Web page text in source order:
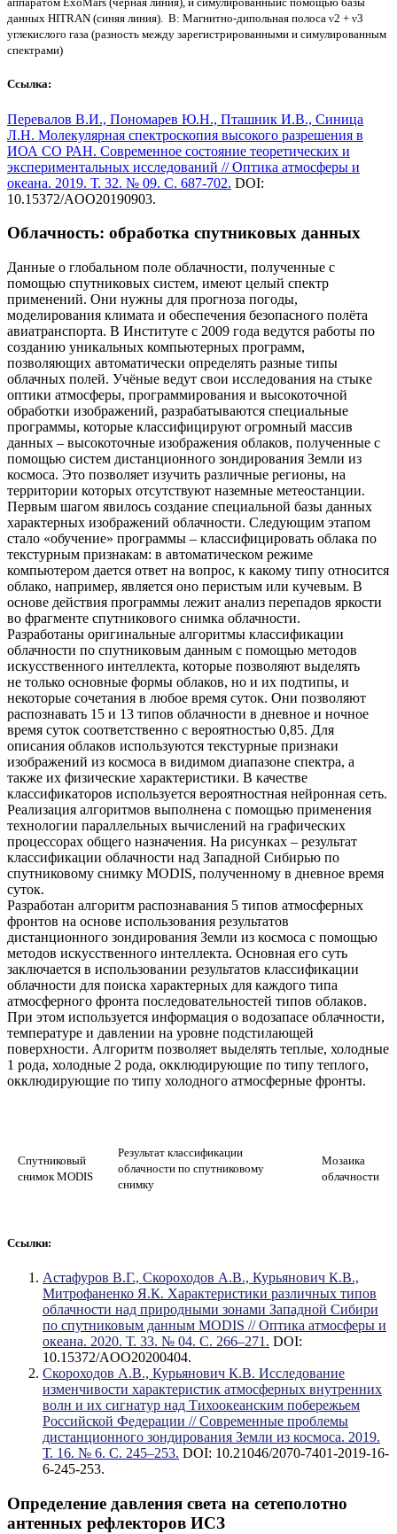
данных HITRAN (синяя линия). В: Магнитно-дипольная полоса ν2 + ν3
углекислого газа (разность между зарегистрированными и симулированным
спектрами)
Ссылка:
Перевалов В.И., Пономарев Ю.Н., Пташник И.В., Синица
Л.Н. Молекулярная спектроскопия высокого разрешения в
ИОА СО РАН. Современное состояние теоретических и
экспериментальных исследований // Оптика атмосферы и
океана. 2019. Т. 32. № 09. С. 687-702. DOI:
10.15372/AOO20190903.
Облачность: обработка спутниковых данных
Данные о глобальном поле облачности, полученные с
помощью спутниковых систем, имеют целый спектр
применений. Они нужны для прогноза погоды,
моделирования климата и обеспечения безопасного полёта
авиатранспорта. В Институте с 2009 года ведутся работы по
созданию уникальных компьютерных программ,
позволяющих автоматически определять разные типы
облачных полей. Учёные ведут свои исследования на стыке
оптики атмосферы, программирования и высокоточной
обработки изображений, разрабатываются специальные
программы, которые классифицируют огромный массив
данных – высокоточные изображения облаков, полученные с
помощью систем дистанционного зондирования Земли из
космоса. Это позволяет изучить различные регионы, на
территории которых отсутствуют наземные метеостанции.
Первым шагом явилось создание специальной базы данных
характерных изображений облачности. Следующим этапом
стало «обучение» программы – классифицировать облака по
текстурным признакам: в автоматическом режиме
компьютером дается ответ на вопрос, к какому типу относится
облако, например, является оно перистым или кучевым. В
основе действия программы лежит анализ перепадов яркости
во фрагменте спутникового снимка облачности.
Разработаны оригинальные алгоритмы классификации
облачности по спутниковым данным с помощью методов
искусственного интеллекта, которые позволяют выделять
не только основные формы облаков, но и их подтипы, и
некоторые сочетания в любое время суток. Они позволяют
распознавать 15 и 13 типов облачности в дневное и ночное
время суток соответственно с вероятностью 0,85. Для
описания облаков используются текстурные признаки
изображений из космоса в видимом диапазоне спектра, а
также их физические характеристики. В качестве
классификаторов используется вероятностная нейронная сеть.
Реализация алгоритмов выполнена с помощью применения
технологии параллельных вычислений на графических
процессорах общего назначения. На рисунках – результат
классификации облачности над Западной Сибирью по
спутниковому снимку MODIS, полученному в дневное время
суток.
Разработан алгоритм распознавания 5 типов атмосферных
фронтов на основе использования результатов
дистанционного зондирования Земли из космоса с помощью
методов искусственного интеллекта. Основная его суть
заключается в использовании результатов классификации
облачности для поиска характерных для каждого типа
атмосферного фронта последовательностей типов облаков.
При этом используется информация о водозапасе облачности,
температуре и давлении на уровне подстилающей
поверхности. Алгоритм позволяет выделять теплые, холодные
1 рода, холодные 2 рода, окклюдирующие по типу теплого,
окклюдирующие по типу холодного атмосферные фронты.
Спутниковый
снимок MODIS
Результат классификации
облачности по спутниковому
снимку
Мозаика
облачности
Ссылки:
Астафуров В.Г., Скороходов А.В., Курьянович К.В.,
Митрофаненко Я.К. Характеристики различных типов
облачности над природными зонами Западной Сибири
по спутниковым данным MODIS // Оптика атмосферы и
океана. 2020. Т. 33. № 04. С. 266–271. DOI:
10.15372/AOO20200404.
Скороходов А.В., Курьянович К.В. Исследование
изменчивости характеристик атмосферных внутренних
волн и их сигнатур над Тихоокеанским побережьем
Российской Федерации // Современные проблемы
дистанционного зондирования Земли из космоса. 2019.
Т. 16. № 6. С. 245–253. DOI: 10.21046/2070-7401-2019-16-
6-245-253.
Определение давления света на сетеполотно
антенных рефлекторов ИСЗ